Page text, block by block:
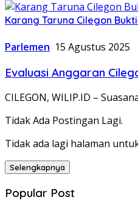
Karang Taruna Cilegon
Parlemen 15 Agustus 2025
Evaluasi Anggaran
CILEGON, WILIP.ID –
Tidak Ada Postingan Lagi.
Tidak ada lagi halaman
Selengkapnya
Popular Post